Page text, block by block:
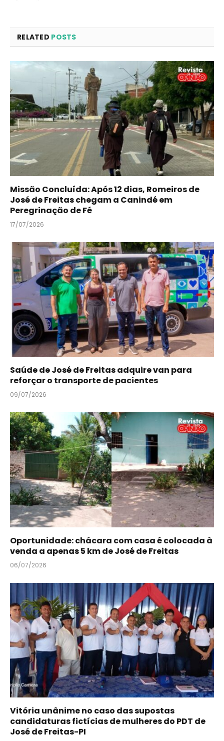
RELATED POSTS
Missão Concluída: Após 12 dias, Romeiros de
José de Freitas chegam a Canindé em
Peregrinação de Fé
17/07/2026
Saúde de José de Freitas adquire van para
reforçar o transporte de pacientes
09/07/2026
Oportunidade: chácara com casa é colocada à
venda a apenas 5 km de José de Freitas
06/07/2026
Vitória unânime no caso das supostas
candidaturas fictícias de mulheres do PDT de
José de Freitas-PI